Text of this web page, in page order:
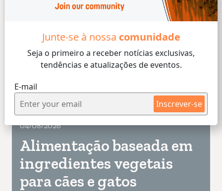
Junte-se à nossa comunidade
Seja o primeiro a receber notícias exclusivas,
tendências e atualizações de eventos.
E-mail
Inscrever-se
/ Proteínas/ Cereais/ Ingredientes à base de
/ Ingredientes de origem
Ingredientes à base de plantas
7 min de lectura
04/08/2026
Alimentação baseada em
ingredientes vegetais
para cães e gatos